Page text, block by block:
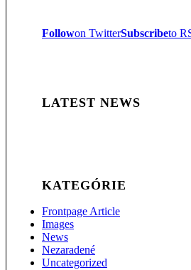
Followon TwitterSubscribeto
LATEST NEWS
KATEGÓRIE
Frontpage Article
Images
News
Nezaradené
Uncategorized